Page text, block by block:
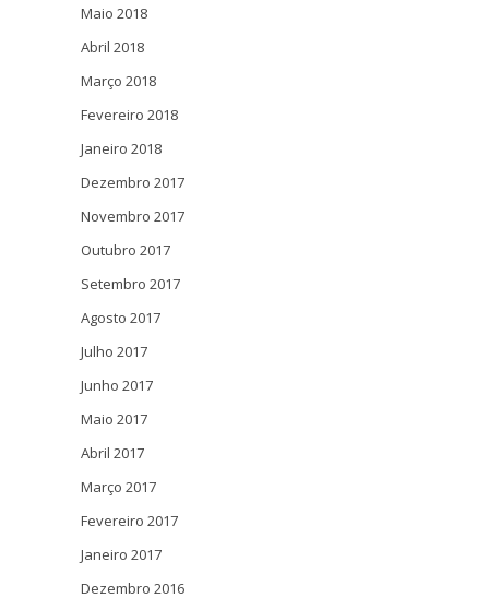
Maio 2018
Abril 2018
Março 2018
Fevereiro 2018
Janeiro 2018
Dezembro 2017
Novembro 2017
Outubro 2017
Setembro 2017
Agosto 2017
Julho 2017
Junho 2017
Maio 2017
Abril 2017
Março 2017
Fevereiro 2017
Janeiro 2017
Dezembro 2016